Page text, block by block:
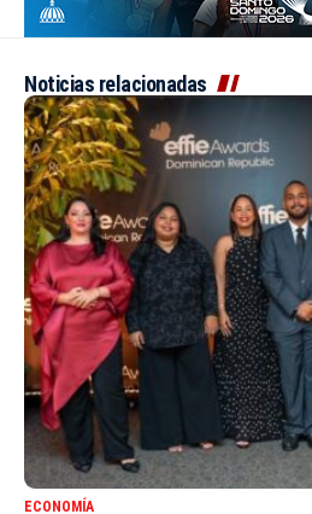
Noticias relacionadas
ECONOMÍA